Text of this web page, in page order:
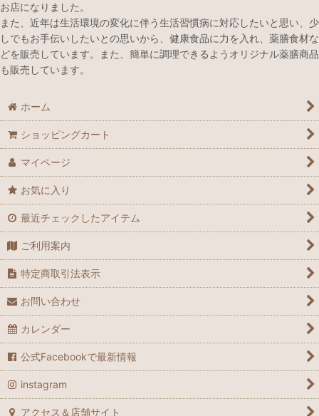
お店になりました。
また、近年は生活環境の変化に伴う生活習慣病に対応したいと思い、少
しでもお手伝いしたいとの思いから、健康食品に力を入れ、薬膳食材な
どを販売しています。また、簡単に調理できるようオリジナル薬膳商品
も販売しています。
ホーム
ショッピングカート
マイページ
お気に入り
最近チェックしたアイテム
ご利用案内
特定商取引法表示
お問い合わせ
カレンダー
公式Facebookで最新情報
instagram
アクセス＆店舗サイト